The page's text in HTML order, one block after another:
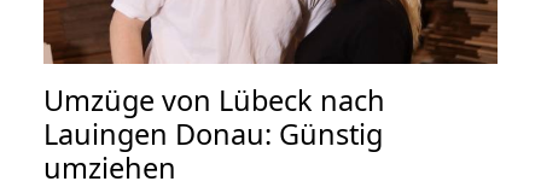
Umzüge von Lübeck nach
Lauingen Donau: Günstig
umziehen